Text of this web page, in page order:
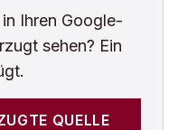
in Ihren Google-
sehen? Ein
QUELLE